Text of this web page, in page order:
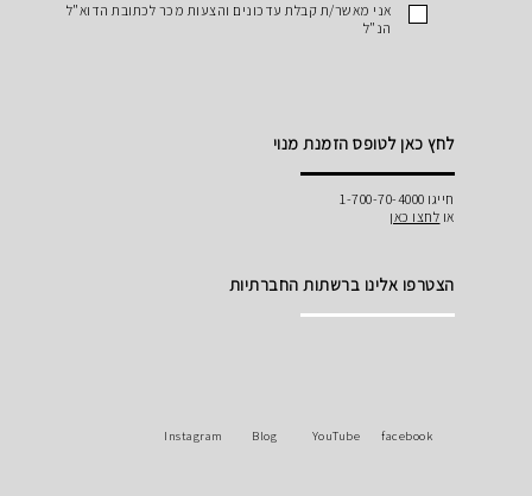
אני מאשר/ת קבלת עדכונים והצעות מכר לכתובת הדוא"ל
הנ"ל
לחץ כאן לטופס הזמנת מנוי
לחצו כאן
הצטרפו אלינו ברשתות החברתיות
YouTube
Blog
Instagram